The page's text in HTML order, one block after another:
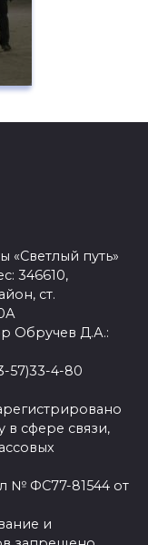
«Светлый путь»
346610,
ст.
Обручев Д.А.:
57)33-4-80
сфере связи,
№ ФС77-81544 от
и